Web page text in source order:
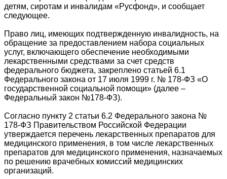
детям, сиротам и инвалидам «Русфонд», и сообщает
следующее.
Право лиц, имеющих подтвержденную инвалидность, на
обращение за предоставлением набора социальных
услуг, включающего обеспечение необходимыми
лекарственными средствами за счет средств
федерального бюджета, закреплено статьей 6.1
Федерального закона от 17 июля 1999 г. № 178-ФЗ «О
государственной социальной помощи» (далее –
Федеральный закон №178-ФЗ).
Согласно пункту 2 статьи 6.2 Федерального закона №
178-ФЗ Правительством Российской Федерации
утверждается перечень лекарственных препаратов для
медицинского применения, в том числе лекарственных
препаратов для медицинского применения, назначаемых
по решению врачебных комиссий медицинских
организаций.